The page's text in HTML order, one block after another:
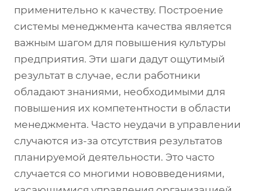
применительно к качеству. Построение
системы менеджмента качества является
важным шагом для повышения культуры
предприятия. Эти шаги дадут ощутимый
результат в случае, если работники
обладают знаниями, необходимыми для
повышения их компетентности в области
менеджмента. Часто неудачи в управлении
случаются из-за отсутствия результатов
планируемой деятельности. Это часто
случается со многими нововведениями,